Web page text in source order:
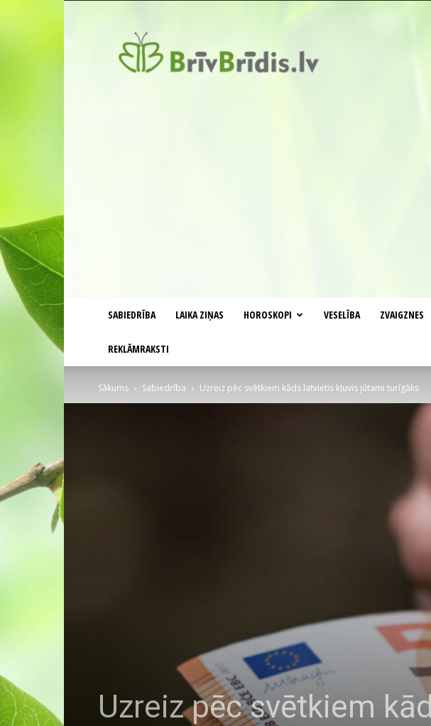
SABIEDRĪBA LAIKA ZIŅAS HOROSKOPI VESELĪBA ZVAIGZNES
REKLĀMRAKSTI
Sākums Sabiedrība Uzreiz pēc svētkiem kāds latvietis kļuvis jūtami turīgāks
Uzreiz pēc svētkiem